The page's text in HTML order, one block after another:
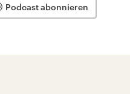
Podcast abonnieren